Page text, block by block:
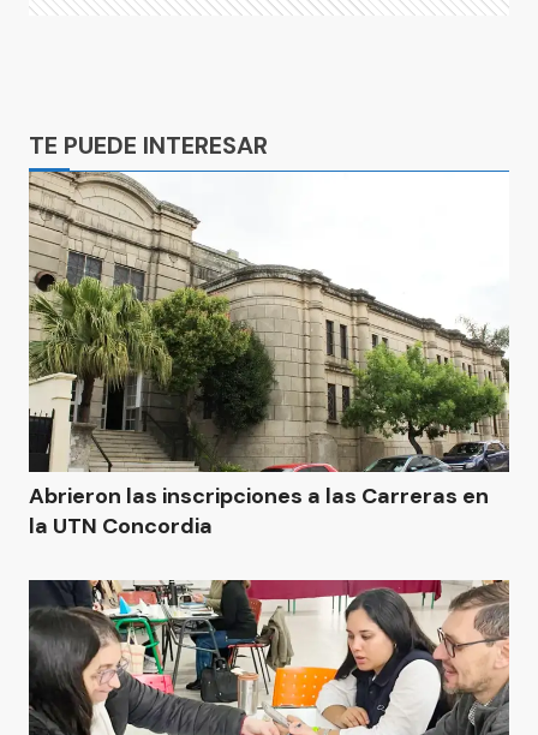
TE PUEDE INTERESAR
Abrieron las inscripciones a las Carreras en
la UTN Concordia